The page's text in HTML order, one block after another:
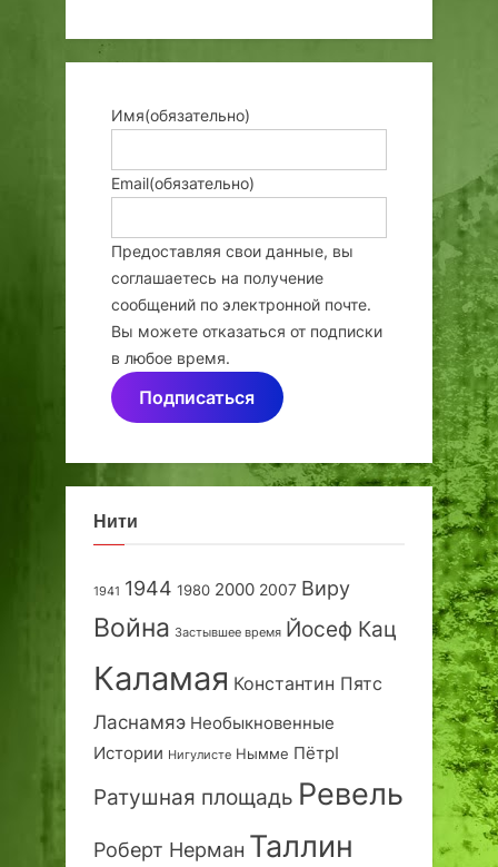
Имя(обязательно)
Email(обязательно)
Предоставляя свои данные, вы
соглашаетесь на получение
сообщений по электронной почте.
Вы можете отказаться от подписки
в любое время.
Подписаться
Нити
1941 1944 1980 2000 2007 Виру
Война Застывшее время Йосеф Кац
Каламая Константин Пятс
Ласнамяэ Необыкновенные
Истории Нигулисте Нымме ПётрI
Ратушная площадь Ревель
Роберт Нерман Таллин